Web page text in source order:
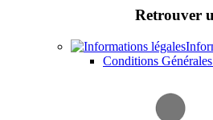
Retrouver
Conditions